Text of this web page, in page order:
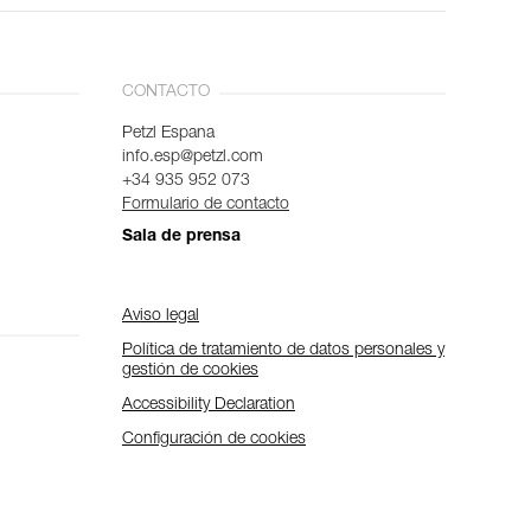
CONTACTO
Petzl Espana
info.esp@petzl.com
+34 935 952 073
Formulario de contacto
Sala de prensa
Aviso legal
Política de tratamiento de datos personales y
gestión de cookies
Accessibility Declaration
Configuración de cookies